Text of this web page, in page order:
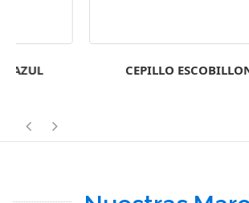
CEPILLO ESCOBILLON ALU-